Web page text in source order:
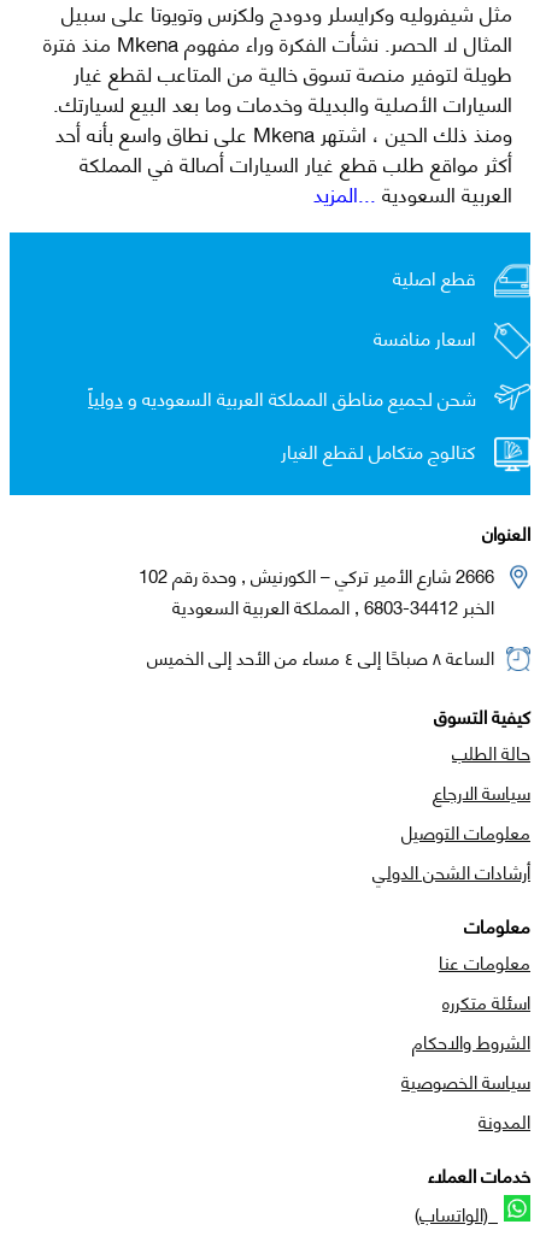
مثل شيفروليه وكرايسلر ودودج ولكزس وتويوتا على سبيل
المثال لا الحصر. نشأت الفكرة وراء مفهوم Mkena منذ فترة
طويلة لتوفير منصة تسوق خالية من المتاعب لقطع غيار
السيارات الأصلية والبديلة وخدمات وما بعد البيع لسيارتك.
ومنذ ذلك الحين ، اشتهر Mkena على نطاق واسع بأنه أحد
أكثر مواقع طلب قطع غيار السيارات أصالة في المملكة
العربية السعودية...المزيد
قطع اصلية
اسعار منافسة
شحن لجميع مناطق المملكة العربية السعوديه ودولياً
كتالوج متكامل لقطع الغيار
العنوان
2666 شارع الأمير تركي – الكورنيش , وحدة رقم 102
الخبر 34412-6803 , المملكة العربية السعودية
الساعة ٨ صباحًا إلى ٤ مساء من الأحد إلى الخميس
كيفية التسوق
حالة الطلب
سياسة الارجاع
معلومات التوصيل
أرشادات الشحن الدولي
معلومات
معلومات عنا
اسئلة متكرره
الشروط والاحكام
سياسة الخصوصية
المدونة
خدمات العملاء
(الواتساب)